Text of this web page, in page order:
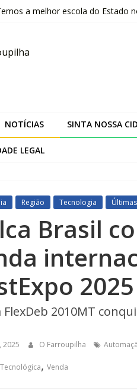
a melhor escola do Estado
despedida de Heitor Marcelino
NOTÍCIAS SINTA NOSSA
LEGAL
Região Tecnologia
Brasil
2025
FlexDeb 2010MT
2025 O Farroupilha
Tecnológica, Venda